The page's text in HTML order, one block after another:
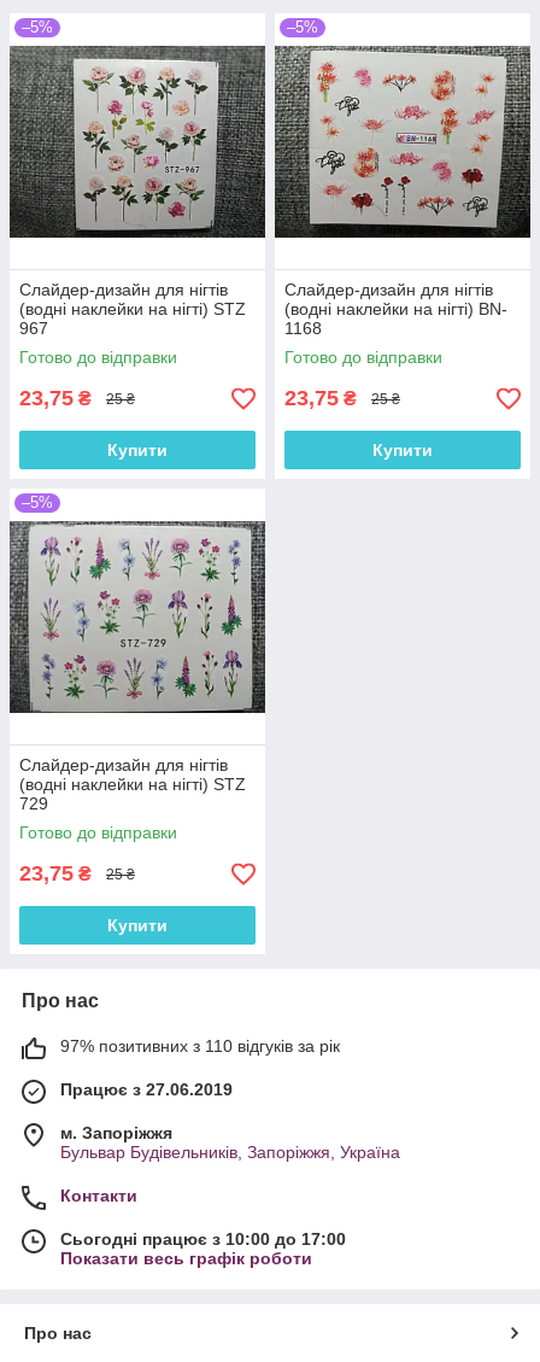
–5%
Слайдер-дизайн для нігтів
(водні наклейки на нігті) STZ
967
Готово до відправки
23,75 ₴ 25 ₴
Купити
–5%
Слайдер-дизайн для нігтів
(водні наклейки на нігті) BN-
1168
Готово до відправки
23,75 ₴ 25 ₴
Купити
–5%
Слайдер-дизайн для нігтів
(водні наклейки на нігті) STZ
729
Готово до відправки
23,75 ₴ 25 ₴
Купити
Про нас
97% позитивних з 110 відгуків за рік
Працює з 27.06.2019
м. Запоріжжя
Бульвар Будівельників, Запоріжжя, Україна
Контакти
Сьогодні працює з 10:00 до 17:00
Показати весь графік роботи
Про нас